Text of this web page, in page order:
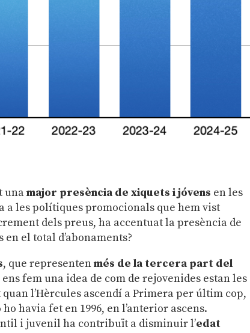
unamajor presència de xiquets i jóvens en les
a les polítiques promocionals que hem vist
dels preus, ha accentuat la presència de
el total d’abonaments?
, que representenmés de la tercera part del
fem una idea de com de rejovenides estan les
quan l’Hèrcules ascendí a Primera per últim cop,
havia fet en 1996, en l’anterior ascens.
i juvenil ha contribuït a disminuir l’edat